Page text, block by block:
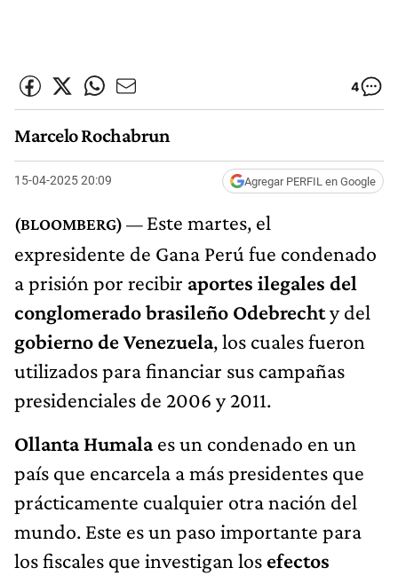
4
Marcelo Rochabrun
15-04-2025 20:09 Agregar PERFIL en Google
Este martes, el
expresidente de Gana Perú fue condenado
a prisión por recibir aportes ilegales del
conglomerado brasileño Odebrechty del
gobierno de Venezuela, los cuales fueron
utilizados para financiar sus campañas
presidenciales de 2006 y 2011.
Ollanta Humalaes un condenado en un
país que encarcela a más presidentes que
prácticamente cualquier otra nación del
mundo. Este es un paso importante para
los fiscales que investigan los efectos